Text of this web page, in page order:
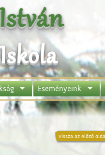
Eseményeink
vissza az előző